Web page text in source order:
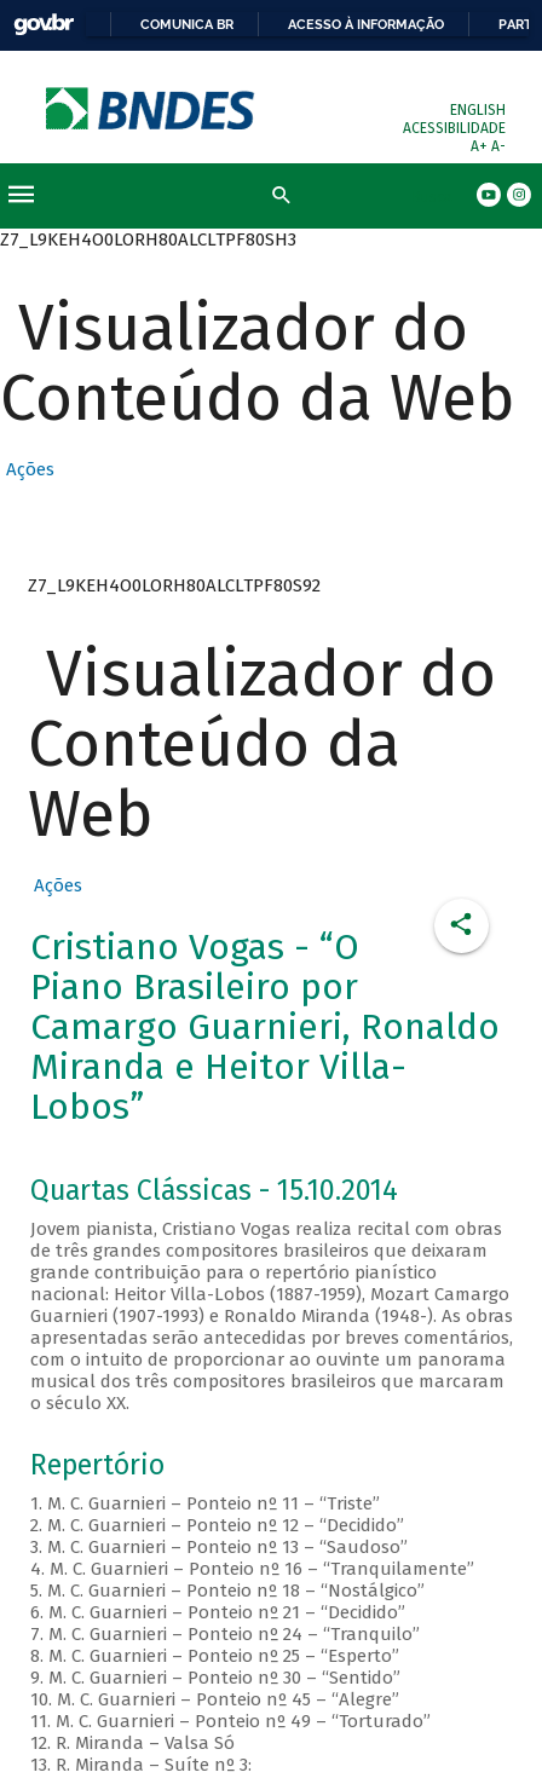
COMUNICA BR ACESSO À INFORMAÇÃO
ENGLISH
ACESSIBILIDADE
A+ A-
Z7_L9KEH4O0LORH80ALCLTPF80SH3
Visualizador do
Conteúdo da Web
Ações
Z7_L9KEH4O0LORH80ALCLTPF80S92
Visualizador do
Conteúdo da
Web
Ações
Cristiano Vogas - “O
Piano Brasileiro por
Camargo Guarnieri, Ronaldo
Miranda e Heitor Villa-
Lobos”
Quartas Clássicas - 15.10.2014
Jovem pianista, Cristiano Vogas realiza recital com obras
de três grandes compositores brasileiros que deixaram
grande contribuição para o repertório pianístico
nacional: Heitor Villa-Lobos (1887-1959), Mozart Camargo
Guarnieri (1907-1993) e Ronaldo Miranda (1948-). As obras
apresentadas serão antecedidas por breves comentários,
com o intuito de proporcionar ao ouvinte um panorama
musical dos três compositores brasileiros que marcaram
o século XX.
Repertório
1. M. C. Guarnieri – Ponteio nº 11 – “Triste”
2. M. C. Guarnieri – Ponteio nº 12 – “Decidido”
3. M. C. Guarnieri – Ponteio nº 13 – “Saudoso”
4. M. C. Guarnieri – Ponteio nº 16 – “Tranquilamente”
5. M. C. Guarnieri – Ponteio nº 18 – “Nostálgico”
6. M. C. Guarnieri – Ponteio nº 21 – “Decidido”
7. M. C. Guarnieri – Ponteio nº 24 – “Tranquilo”
8. M. C. Guarnieri – Ponteio nº 25 – “Esperto”
9. M. C. Guarnieri – Ponteio nº 30 – “Sentido”
10. M. C. Guarnieri – Ponteio nº 45 – “Alegre”
11. M. C. Guarnieri – Ponteio nº 49 – “Torturado”
12. R. Miranda – Valsa Só
13. R. Miranda – Suíte nº 3: